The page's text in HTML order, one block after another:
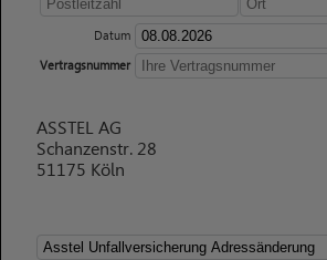
Datum
Vertragsnummer
ASSTEL AG
Schanzenstr. 28
51175 Köln